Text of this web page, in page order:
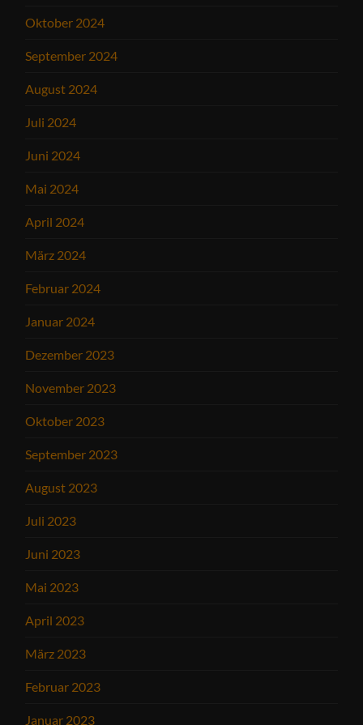
Oktober 2024
September 2024
August 2024
Juli 2024
Juni 2024
Mai 2024
April 2024
März 2024
Februar 2024
Januar 2024
Dezember 2023
November 2023
Oktober 2023
September 2023
August 2023
Juli 2023
Juni 2023
Mai 2023
April 2023
März 2023
Februar 2023
Januar 2023